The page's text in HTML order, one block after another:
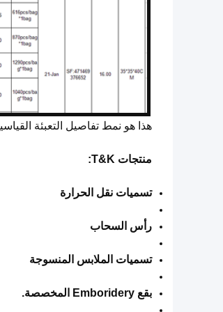
هذا هو نمط تفاصيل التعبئة
منتجات T&K:
تسميات نقل الحرارة
رأس السحاب
تسميات الملابس المنسوجة
بقع Emboridery المخصصة.